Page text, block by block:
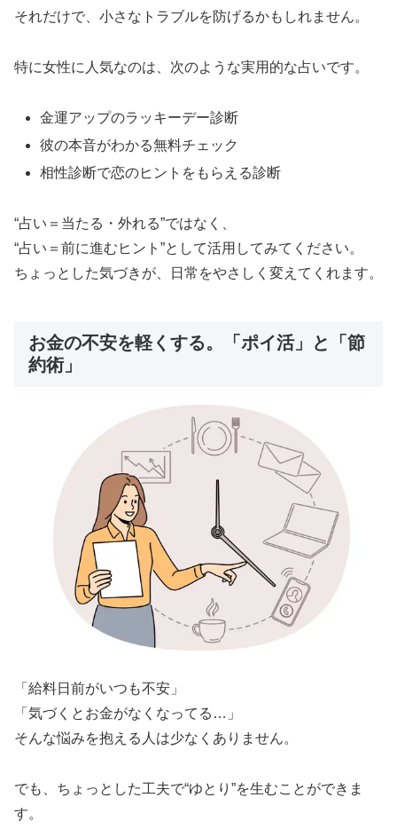
それだけで、小さなトラブルを防げるかもしれません。
特に女性に人気なのは、次のような実用的な占いです。
金運アップのラッキーデー診断
彼の本音がわかる無料チェック
相性診断で恋のヒントをもらえる診断
“占い＝当たる・外れる”ではなく、
“占い＝前に進むヒント”として活用してみてください。
ちょっとした気づきが、日常をやさしく変えてくれます。
お金の不安を軽くする。「ポイ活」と「節
約術」
「給料日前がいつも不安」
「気づくとお金がなくなってる…」
そんな悩みを抱える人は少なくありません。
でも、ちょっとした工夫で“ゆとり”を生むことができま
す。